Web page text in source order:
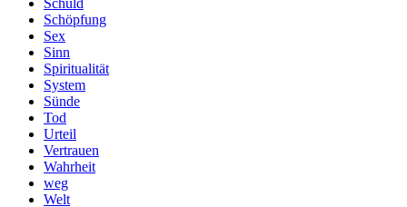
Schuld
Schöpfung
Sex
Sinn
Spiritualität
System
Sünde
Tod
Urteil
Vertrauen
Wahrheit
weg
Welt